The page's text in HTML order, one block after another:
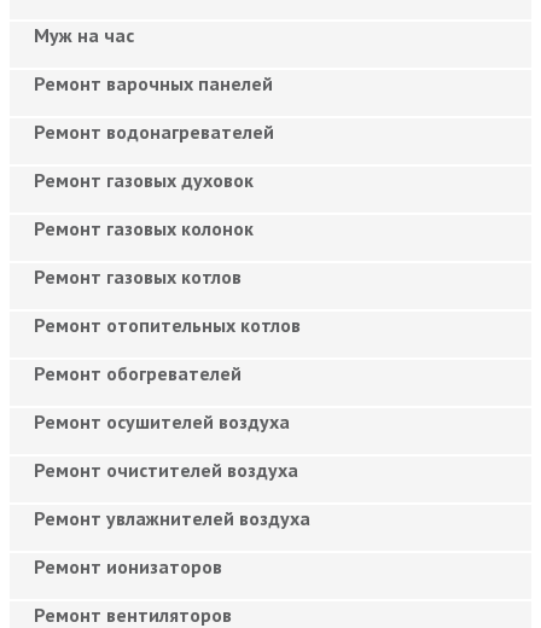
Муж на час
Ремонт варочных панелей
Ремонт водонагревателей
Ремонт газовых духовок
Ремонт газовых колонок
Ремонт газовых котлов
Ремонт отопительных котлов
Ремонт обогревателей
Ремонт осушителей воздуха
Ремонт очистителей воздуха
Ремонт увлажнителей воздуха
Ремонт ионизаторов
Ремонт вентиляторов